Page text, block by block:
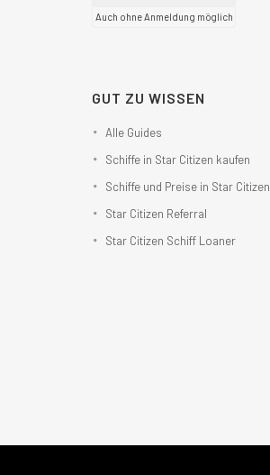
Auch ohne Anmeldung möglich
GUT ZU WISSEN
Alle Guides
Schiffe in Star Citizen kaufen
Schiffe und Preise in Star Citizen
Star Citizen Referral
Star Citizen Schiff Loaner